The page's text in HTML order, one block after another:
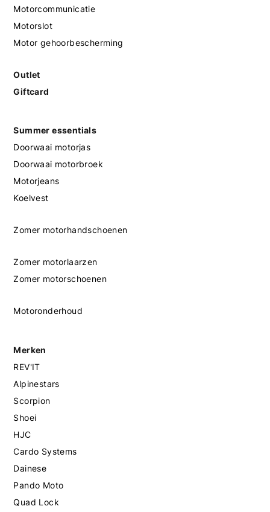
Motorcommunicatie
Motorslot
Motor gehoorbescherming
Outlet
Giftcard
Summer essentials
Doorwaai motorjas
Doorwaai motorbroek
Motorjeans
Koelvest
Zomer motorhandschoenen
Zomer motorlaarzen
Zomer motorschoenen
Motoronderhoud
Merken
REV'IT
Alpinestars
Scorpion
Shoei
HJC
Cardo Systems
Dainese
Pando Moto
Quad Lock